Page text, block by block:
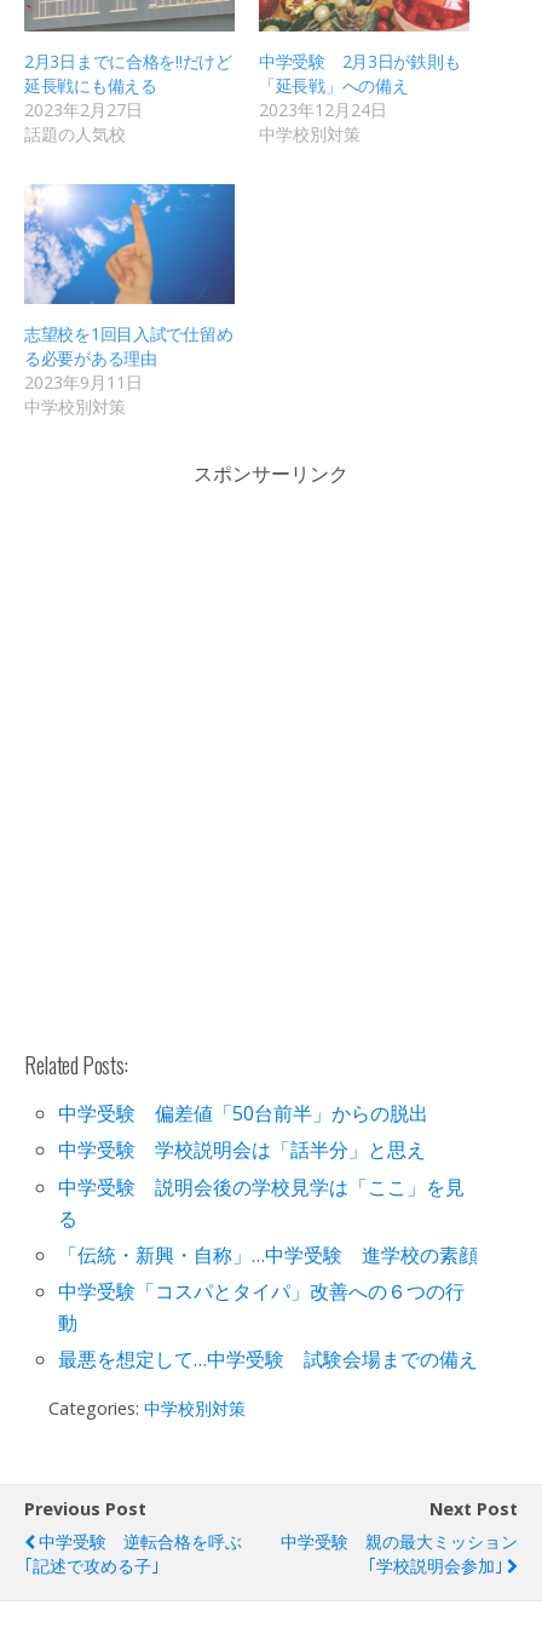
2月3日までに合格を!!だけど
延長戦にも備える
2023年2月27日
話題の人気校
中学受験 2月3日が鉄則も
「延長戦」への備え
2023年12月24日
中学校別対策
志望校を1回目入試で仕留め
る必要がある理由
2023年9月11日
中学校別対策
スポンサーリンク
Related Posts:
中学受験 偏差値「50台前半」からの脱出
中学受験 学校説明会は「話半分」と思え
中学受験 説明会後の学校見学は「ここ」を見
る
「伝統・新興・自称」…中学受験 進学校の素顔
中学受験「コスパとタイパ」改善への６つの行
動
最悪を想定して…中学受験 試験会場までの備え
Categories: 中学校別対策
Previous Post
中学受験 逆転合格を呼ぶ
｢記述で攻める子｣
Next Post
中学受験 親の最大ミッション
｢学校説明会参加｣